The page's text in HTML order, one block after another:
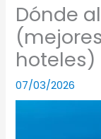
Dónde
hoteles)
07/03/2026